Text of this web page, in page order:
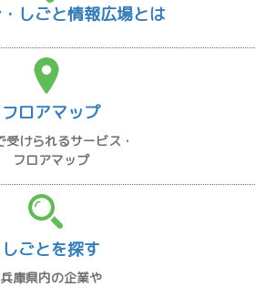
しごと情報広場とは
フロアマップ
受けられるサービス・
フロアマップ
しごとを探す
兵庫県内の企業や